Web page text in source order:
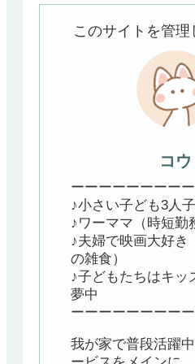
このサイトを管理
コウ
ーーーーーーーー
♪小さい子ども3人
♪ワーママ（時短勤
♪夫婦で映画大好き
の雑食）
♪子どもたちはキッ
夢中
ーーーーーーーー
我が家で普段活躍